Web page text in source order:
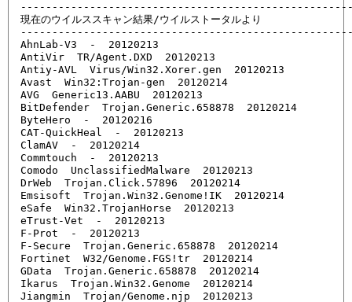
現在のウイルススキャン結果/ウイルストータルより
AhnLab-V3  -  20120213
AntiVir  TR/Agent.DXD  20120213
Antiy-AVL  Virus/Win32.Xorer.gen  20120213
Avast  Win32:Trojan-gen  20120214
AVG  Generic13.AABU  20120213
BitDefender  Trojan.Generic.658878  20120214
ByteHero  -  20120216
CAT-QuickHeal  -  20120213
ClamAV  -  20120214
Commtouch  -  20120213
Comodo  UnclassifiedMalware  20120213
DrWeb  Trojan.Click.57896  20120214
Emsisoft  Trojan.Win32.Genome!IK  20120214
eSafe  Win32.TrojanHorse  20120213
eTrust-Vet  -  20120213
F-Prot  -  20120213
F-Secure  Trojan.Generic.658878  20120214
Fortinet  W32/Genome.FGS!tr  20120214
GData  Trojan.Generic.658878  20120214
Ikarus  Trojan.Win32.Genome  20120214
Jiangmin  Trojan/Genome.njp  20120213